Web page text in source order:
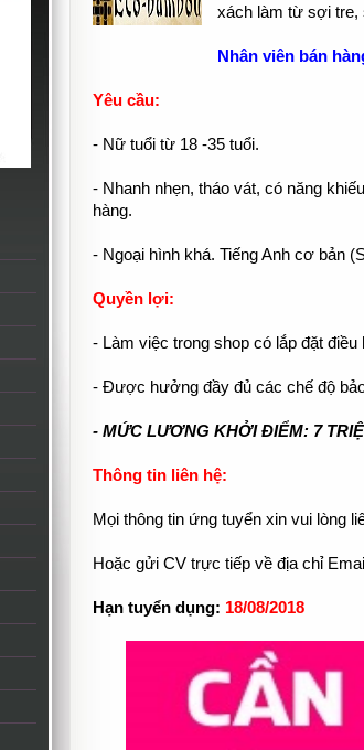
xách làm từ sợi tre,
Nhân viên bán
Yêu cầu:
- Nữ tuổi từ 18 -35 tuổi.
- Nhanh nhẹn, tháo vát, có năng
hàng.
- Ngoại hình khá. Tiếng Anh cơ bản
Quyền lợi:
- Làm việc trong shop có lắp đặt điều
- Được hưởng đầy đủ các chế độ
- MỨC LƯƠNG KHỞI ĐIỂM: 7
Thông tin liên hệ:
Mọi thông tin ứng tuyển xin vui lòng
Hoặc gửi CV trực tiếp về địa chỉ
Hạn tuyển dụng: 18/08/2018